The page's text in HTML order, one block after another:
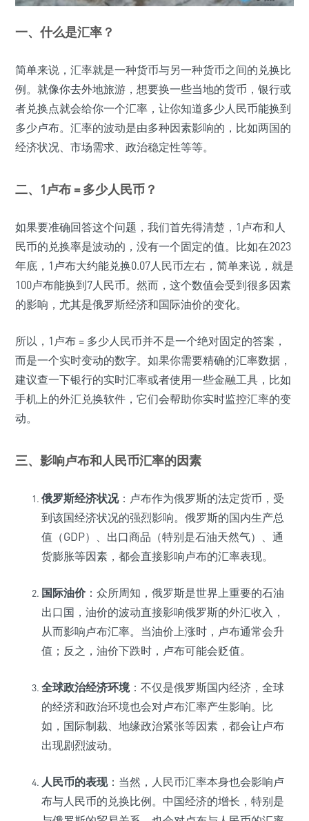
一、什么是汇率？
简单来说，汇率就是一种货币与另一种货币之间的兑换比
例。就像你去外地旅游，想要换一些当地的货币，银行或
者兑换点就会给你一个汇率，让你知道多少人民币能换到
多少卢布。汇率的波动是由多种因素影响的，比如两国的
经济状况、市场需求、政治稳定性等等。
二、1卢布 = 多少人民币？
如果要准确回答这个问题，我们首先得清楚，1卢布和人
民币的兑换率是波动的，没有一个固定的值。比如在2023
年底，1卢布大约能兑换0.07人民币左右，简单来说，就是
100卢布能换到7人民币。然而，这个数值会受到很多因素
的影响，尤其是俄罗斯经济和国际油价的变化。
所以，1卢布 = 多少人民币并不是一个绝对固定的答案，
而是一个实时变动的数字。如果你需要精确的汇率数据，
建议查一下银行的实时汇率或者使用一些金融工具，比如
手机上的外汇兑换软件，它们会帮助你实时监控汇率的变
动。
三、影响卢布和人民币汇率的因素
俄罗斯经济状况：卢布作为俄罗斯的法定货币，受
到该国经济状况的强烈影响。俄罗斯的国内生产总
值（GDP）、出口商品（特别是石油天然气）、通
货膨胀等因素，都会直接影响卢布的汇率表现。
国际油价：众所周知，俄罗斯是世界上重要的石油
出口国，油价的波动直接影响俄罗斯的外汇收入，
从而影响卢布汇率。当油价上涨时，卢布通常会升
值；反之，油价下跌时，卢布可能会贬值。
全球政治经济环境：不仅是俄罗斯国内经济，全球
的经济和政治环境也会对卢布汇率产生影响。比
如，国际制裁、地缘政治紧张等因素，都会让卢布
出现剧烈波动。
人民币的表现：当然，人民币汇率本身也会影响卢
布与人民币的兑换比例。中国经济的增长，特别是